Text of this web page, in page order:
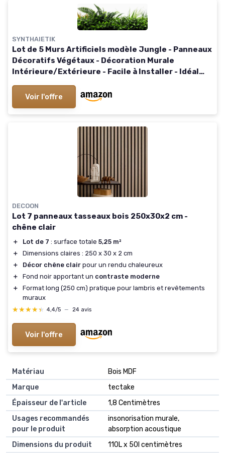
SYNTHAIETIK
Lot de 5 Murs Artificiels modèle Jungle - Panneaux
Décoratifs Végétaux - Décoration Murale
Intérieure/Extérieure - Facile à Installer - Idéal
Voir l'offre
DECOON
Lot 7 panneaux tasseaux bois 250x30x2 cm -
chêne clair
＋ Lot de 7 : surface totale 5,25 m²
＋
Dimensions claires : 250 x 30 x 2 cm
＋
Décor chêne clair pour un rendu chaleureux
＋
Fond noir apportant un contraste moderne
＋
Format long (250 cm) pratique pour lambris et revêtements
muraux
★★★★★
★★★★★ 4,4/5 — 24 avis
Voir l'offre
Matériau
Bois MDF
Marque
tectake
Épaisseur de l'article
1,8 Centimètres
Usages recommandés
pour le produit
insonorisation murale,
absorption acoustique
Dimensions du produit
110L x 50l centimètres